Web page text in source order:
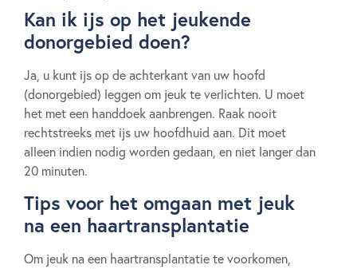
Kan ik ijs op het jeukende
donorgebied doen?
Ja, u kunt ijs op de achterkant van uw hoofd
(donorgebied) leggen om jeuk te verlichten. U moet
het met een handdoek aanbrengen. Raak nooit
rechtstreeks met ijs uw hoofdhuid aan. Dit moet
alleen indien nodig worden gedaan, en niet langer dan
20 minuten.
Tips voor het omgaan met jeuk
na een haartransplantatie
Om jeuk na een haartransplantatie te voorkomen,